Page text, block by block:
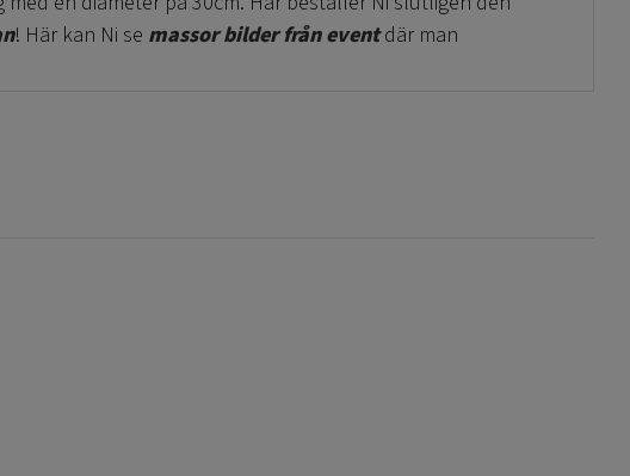
! Här kan Ni se massor bilder från eventdär man